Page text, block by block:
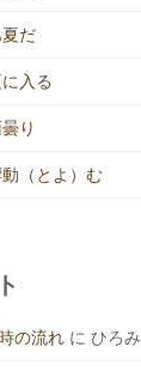
だ
入る
り
（とよ）む
の流れ に ひろみ